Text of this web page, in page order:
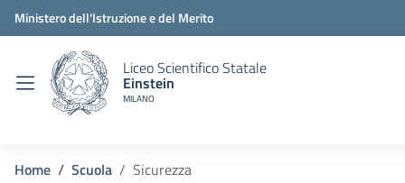
Ministero dell'Istruzione e del Merito
Liceo Scientifico Statale
Einstein
MILANO
Home Scuola Sicurezza